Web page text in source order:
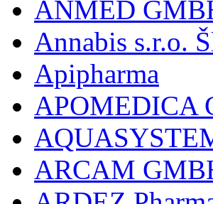
ANMED
Annabis s.r.o.
Apipharma
APOMEDICA
ARCAM